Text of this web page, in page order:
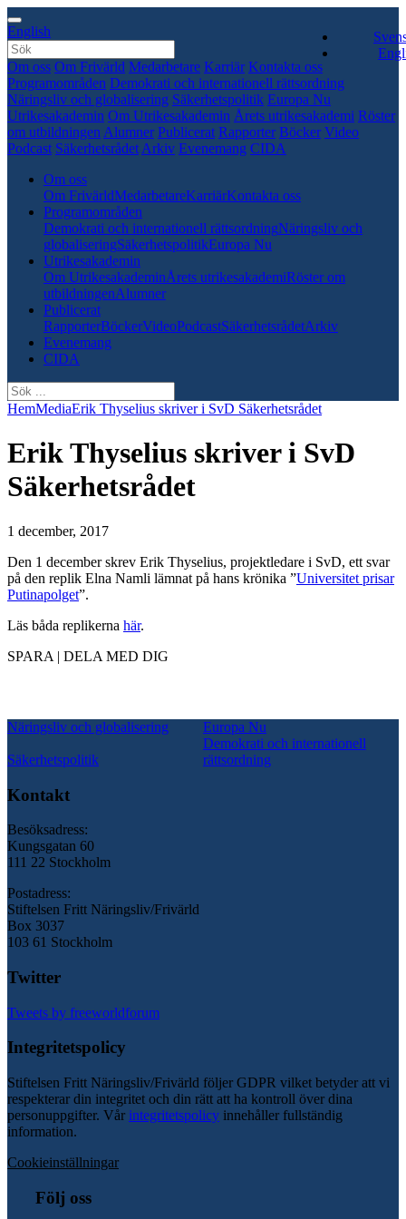
English
Om oss Om Frivärld Medarbetare Karriär Kontakta oss
Programområden Demokrati och internationell rättsordning
Näringsliv och globalisering Säkerhetspolitik Europa Nu
Utrikesakademin Om Utrikesakademin Årets utrikesakademi Röster
om utbildningen Alumner Publicerat Rapporter Böcker Video
Podcast Säkerhetsrådet Arkiv Evenemang CIDA
Om oss
Om FrivärldMedarbetareKarriärKontakta oss
Programområden
Demokrati och internationell rättsordningNäringsliv och
globaliseringSäkerhetspolitikEuropa Nu
Utrikesakademin
Om UtrikesakademinÅrets utrikesakademiRöster om
utbildningenAlumner
Publicerat
RapporterBöckerVideoPodcastSäkerhetsrådetArkiv
Evenemang
CIDA
HemMediaErik Thyselius skriver i SvD Säkerhetsrådet
Erik Thyselius skriver i SvD
Säkerhetsrådet
1 december, 2017
Den 1 december skrev Erik Thyselius, projektledare i SvD, ett svar
på den replik Elna Namli lämnat på hans krönika ”Universitet prisar
Putinapolget”.
Läs båda replikerna här.
SPARA | DELA MED DIG
Näringsliv och globalisering Europa Nu
Säkerhetspolitik
Demokrati och internationell
rättsordning
Kontakt
Besöksadress:
Kungsgatan 60
111 22 Stockholm
Postadress:
Stiftelsen Fritt Näringsliv/Frivärld
Box 3037
103 61 Stockholm
Twitter
Tweets by freeworldforum
Integritetspolicy
Stiftelsen Fritt Näringsliv/Frivärld följer GDPR vilket betyder att vi
respekterar din integritet och din rätt att ha kontroll över dina
personuppgifter. Vår integritetspolicy innehåller fullständig
information.
Cookieinställningar
Följ oss